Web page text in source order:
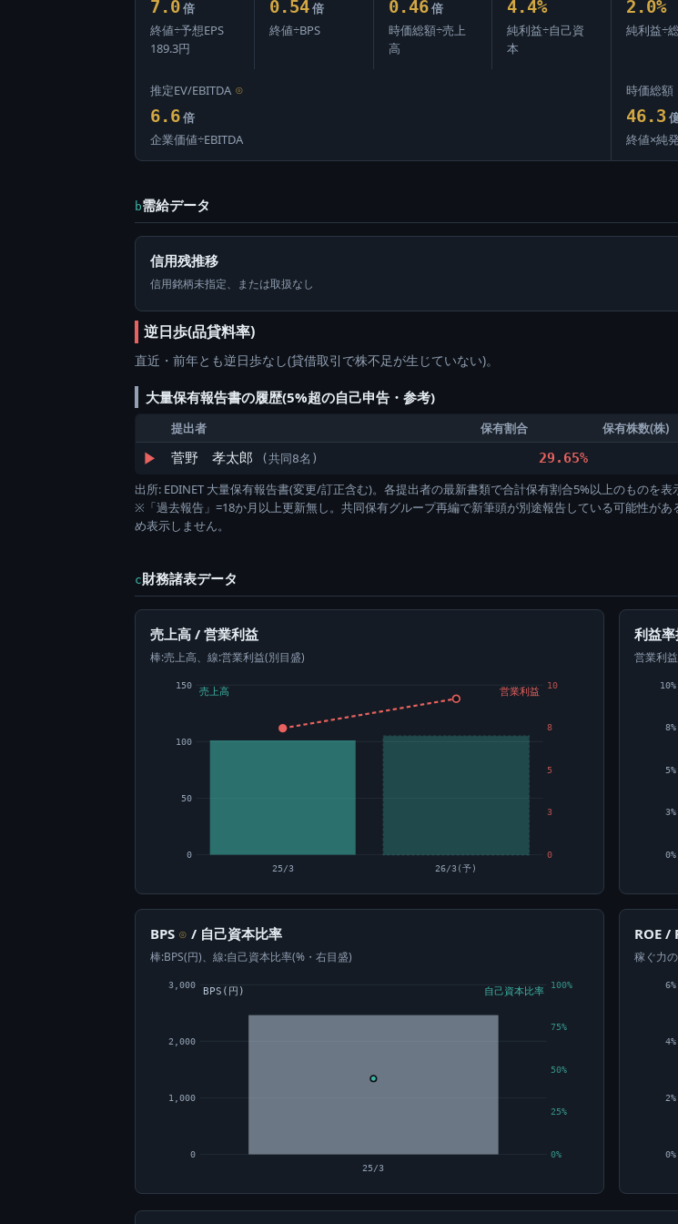
7.0 倍
終値÷予想EPS
189.3円
0.54 倍
終値÷BPS
0.46 倍
時価総額÷売上
高
4.4%
純利益÷自己資
本
2.0%
純利益÷
推定EV/EBITDA ⊙
6.6 倍
企業価値÷EBITDA
時価総額
46.3
終値×純
b需給データ
信用残推移
信用銘柄未指定、または取扱なし
逆日歩(品貸料率)
直近・前年とも逆日歩なし(貸借取引で株不足が生じていない)。
大量保有報告書の履歴(5%超の自己申告・参考)
提出者 保有割合 保有株数(株)
▶ 菅野 孝太郎 (共同8名) 29.65%
出所: EDINET 大量保有報告書(変更/訂正含む)。各提出者の最新書類で合計保有割合5%以上のものを
※「過去報告」=18か月以上更新無し。共同保有グループ再編で新筆頭が別途報告している可能性が
め表示しません。
c財務諸表データ
売上高 / 営業利益
棒:売上高、線:営業利益(別目盛)
0
50
100
150
0
3
5
8
10
25/3 26/3(予)
売上高 営業利益
利益
営業利
0%
3%
5%
8%
10%
BPS ⊙ / 自己資本比率
棒:BPS(円)、線:自己資本比率(%・右目盛)
0
1,000
2,000
3,000
0%
25%
50%
75%
100%
25/3
BPS(円) 自己資本比率
ROE /
稼ぐ力
0%
2%
4%
6%